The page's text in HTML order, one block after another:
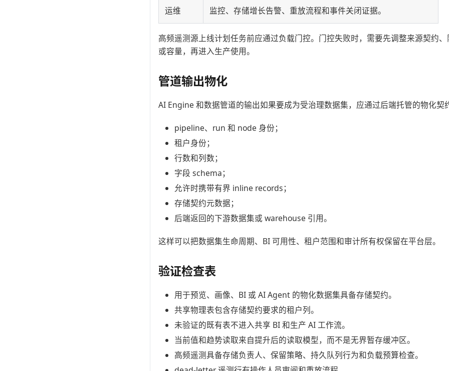
运维 监控、存储增长告警、重放流程和事件关闭证据。
高频遥测源上线计划任务前应通过负载门控。门控失败时，需要先调整来源契约
或容量，再进入生产使用。
管道输出物化
AI Engine 和数据管道的输出如果要成为受治理数据集，应通过后端托管的物化契
pipeline、run 和 node 身份；
租户身份；
行数和列数；
字段 schema；
允许时携带有界 inline records；
存储契约元数据；
后端返回的下游数据集或 warehouse 引用。
这样可以把数据集生命周期、BI 可用性、租户范围和审计所有权保留在平台层。
验证检查表
用于预览、画像、BI 或 AI Agent 的物化数据集具备存储契约。
共享物理表包含存储契约要求的租户列。
未验证的既有表不进入共享 BI 和生产 AI 工作流。
当前值和趋势读取来自提升后的读取模型，而不是无界暂存缓冲区。
高频遥测具备存储负责人、保留策略、持久队列行为和负载预算检查。